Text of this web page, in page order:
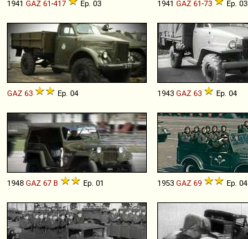
1941 GAZ 61-417 Ep. 03 1941 GAZ 61-73 Ep. 03
GAZ 63 Ep. 04 1943 GAZ 63 Ep. 04
1948 GAZ 67 B Ep. 01 1953 GAZ 69 Ep. 04